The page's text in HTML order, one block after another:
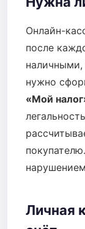
Онлайн-
после
нужно
«Мой
Личная